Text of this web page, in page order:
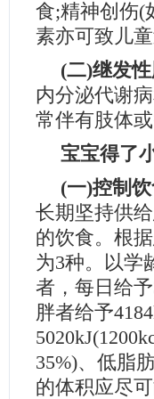
食;精神创伤(
素亦可致儿童
(二)继发
内分泌代谢
常伴有肢体或
宝宝得了
(一)控制
长期坚持供
的饮食。根
为3种。以学
者，每日给
胖者给予
35%)、低脂
的体积应尽